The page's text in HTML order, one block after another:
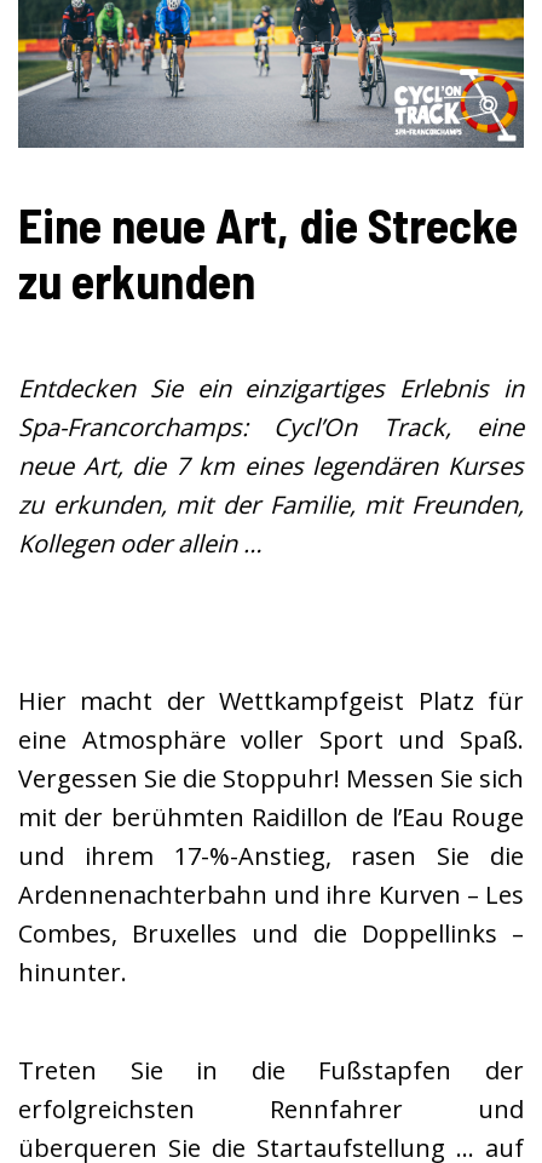
Eine neue Art, die Strecke
zu erkunden
Entdecken Sie ein einzigartiges Erlebnis in
Spa-Francorchamps: Cycl’On Track, eine
neue Art, die 7 km eines legendären Kurses
zu erkunden, mit der Familie, mit Freunden,
Kollegen oder allein …
Hier macht der Wettkampfgeist Platz für
eine Atmosphäre voller Sport und Spaß.
Vergessen Sie die Stoppuhr! Messen Sie sich
mit der berühmten Raidillon de l’Eau Rouge
und ihrem 17-%-Anstieg, rasen Sie die
Ardennenachterbahn und ihre Kurven – Les
Combes, Bruxelles und die Doppellinks –
hinunter.
Treten Sie in die Fußstapfen der
erfolgreichsten Rennfahrer und
überqueren Sie die Startaufstellung … auf